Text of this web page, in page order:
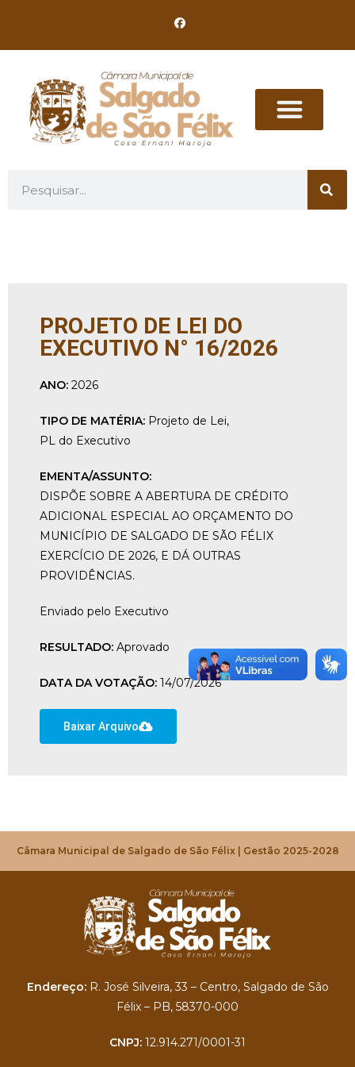
PROJETO DE LEI DO
EXECUTIVO N° 16/2026
ANO: 2026
TIPO DE MATÉRIA: Projeto de Lei,
PL do Executivo
EMENTA/ASSUNTO:
DISPÕE SOBRE A ABERTURA DE CRÉDITO
ADICIONAL ESPECIAL AO ORÇAMENTO DO
MUNICÍPIO DE SALGADO DE SÃO FÉLIX
EXERCÍCIO DE 2026, E DÁ OUTRAS
PROVIDÊNCIAS.
Enviado pelo Executivo
RESULTADO: Aprovado
DATA DA VOTAÇÃO: 14/07/2026
Baixar Arquivo
Câmara Municipal de Salgado de São Félix | Gestão 2025-2028
Endereço: R. José Silveira, 33 – Centro, Salgado de São
Félix – PB, 58370-000
CNPJ: 12.914.271/0001-31